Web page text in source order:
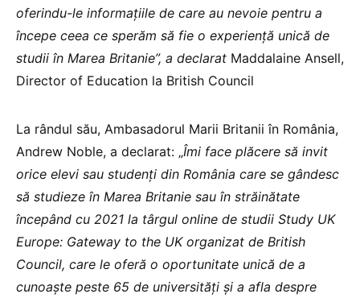
oferindu-le informațiile de care au nevoie pentru a
începe ceea ce sperăm să fie o experiență unică de
studii în Marea Britanie”, a declarat Maddalaine Ansell,
Director of Education la British Council
La rândul său, Ambasadorul Marii Britanii în România,
Andrew Noble, a declarat: „Îmi face plăcere să invit
orice elevi sau studenți din România care se gândesc
să studieze în Marea Britanie sau în străinătate
începând cu 2021 la târgul online de studii Study UK
Europe: Gateway to the UK organizat de British
Council, care le oferă o oportunitate unică de a
cunoaște peste 65 de universități și a afla despre